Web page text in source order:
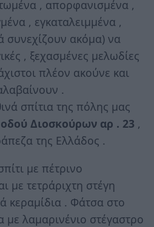
, απορφανισμένα ,
, εγκαταλειμμένα ,
συνεχίζουν ακόμα) να
, ξεχασμένες μελωδίες
πλέον ακούνε και
.
σπίτια της πόλης μας
οδού Διοσκούρων αρ . 23 ,
της Ελλάδος .
με πέτρινο
με τετράριχτη στέγη
κεραμίδια . Φάτσα στο
με λαμαρινένιο στέγαστρο